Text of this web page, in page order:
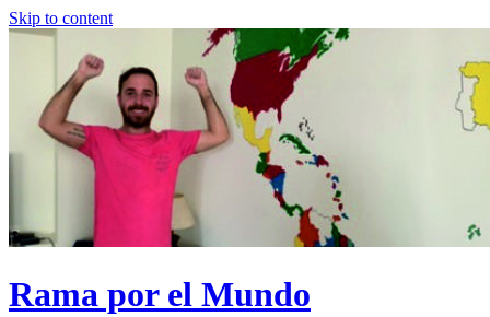
Skip to content
Rama por el Mundo